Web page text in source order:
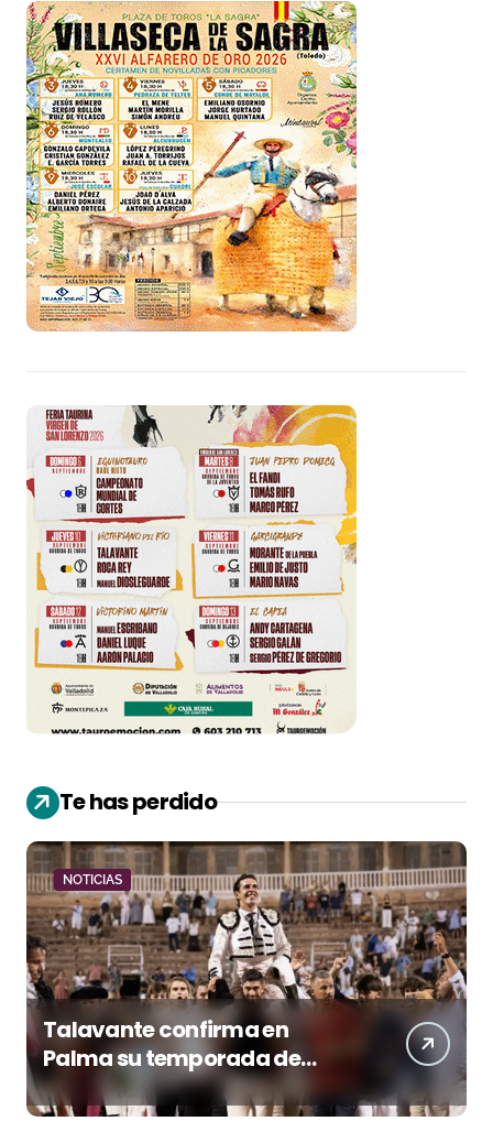
Te has perdido
NOTICIAS
Talavante confirma en
Palma su temporada de
figura y el palco niega el
premio a Roca Rey